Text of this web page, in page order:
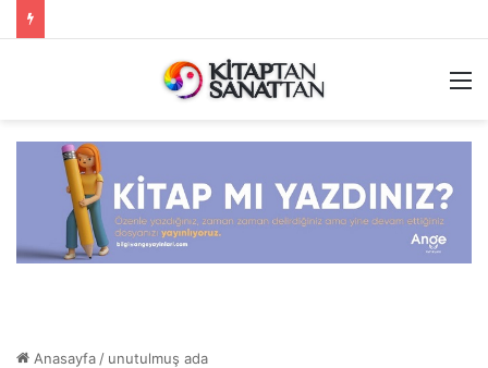
Anasayfa / unutulmuş ada